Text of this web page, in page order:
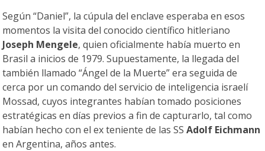
Según “Daniel”, la cúpula del enclave esperaba en esos
momentos la visita del conocido científico hitleriano
Joseph Mengele, quien oficialmente había muerto en
Brasil a inicios de 1979. Supuestamente, la llegada del
también llamado “Ángel de la Muerte” era seguida de
cerca por un comando del servicio de inteligencia israelí
Mossad, cuyos integrantes habían tomado posiciones
estratégicas en días previos a fin de capturarlo, tal como
habían hecho con el ex teniente de las SSAdolf Eichmann
en Argentina, años antes.